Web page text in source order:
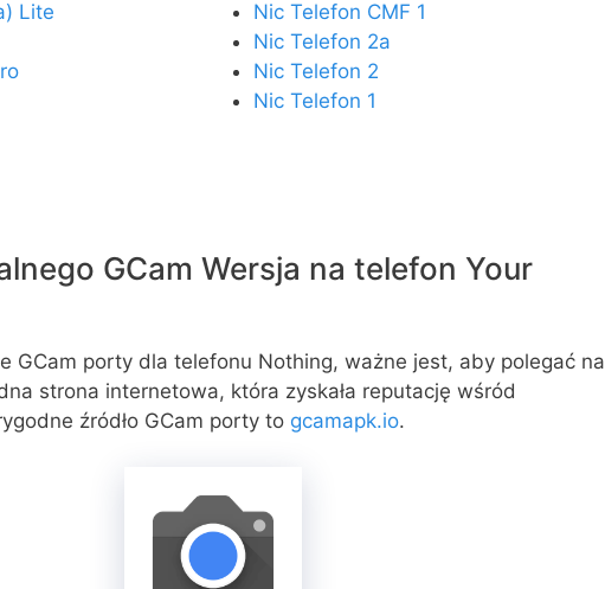
Lite
Nic Telefon CMF 1
Nic Telefon 2a
Nic Telefon 2
Nic Telefon 1
GCam Wersja na telefon Your
GCam porty dla telefonu Nothing, ważne jest, aby polegać na
strona internetowa, która zyskała reputację wśród
źródło GCam porty to gcamapk.io.